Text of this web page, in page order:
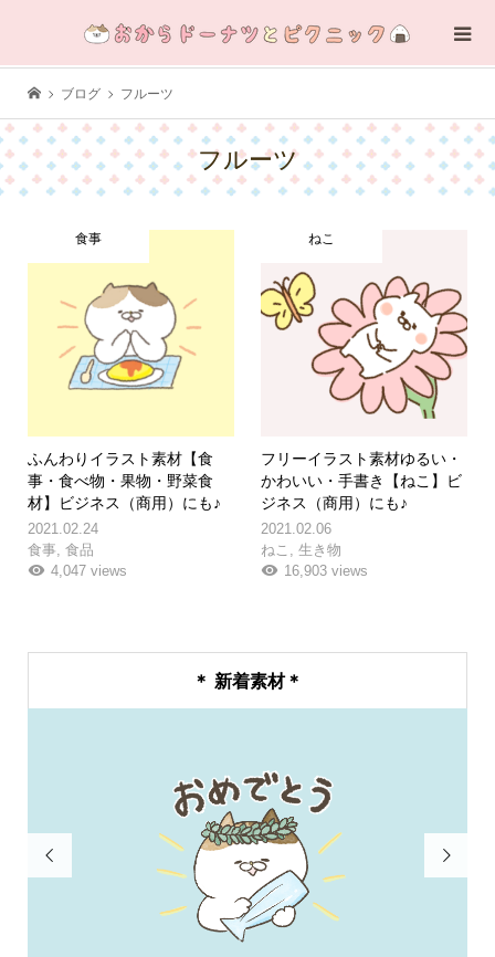
ブログ フルーツ
フルーツ
食事
ふんわりイラスト素材【食
事・食べ物・果物・野菜食
材】ビジネス（商用）にも♪
2021.02.24
食事 食品
4,047 views
ねこ
フリーイラスト素材ゆるい・
かわいい・手書き【ねこ】ビ
ジネス（商用）にも♪
2021.02.06
ねこ
,生き物
16,903 views
＊ 新着素材＊
 